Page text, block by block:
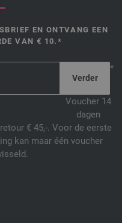
EN ONTVANG EEN
VAN € 10.*
*
Voucher 14
dagen
€ 45,-. Voor de eerste
kan maar één voucher